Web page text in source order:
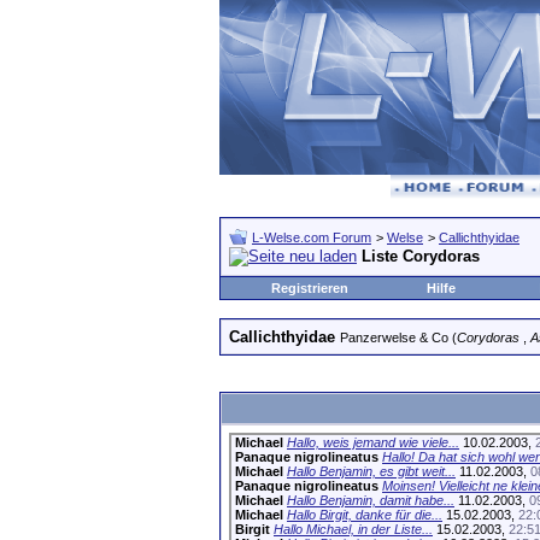
L-Welse.com Forum > Welse > Callichthyidae
Liste Corydoras
Registrieren
Hilfe
Callichthyidae Panzerwelse & Co (Corydoras
Michael Hallo, weis jemand wie viele... 10.02.2003,
Panaque nigrolineatus Hallo! Da hat sich wohl
Michael Hallo Benjamin, es gibt weit... 11.02.2003,
Panaque nigrolineatus Moinsen! Vielleicht ne
Michael Hallo Benjamin, damit habe... 11.02.2003,
Michael Hallo Birgit, danke für die... 15.02.2003,
Birgit Hallo Michael, in der Liste... 15.02.2003, 22:51